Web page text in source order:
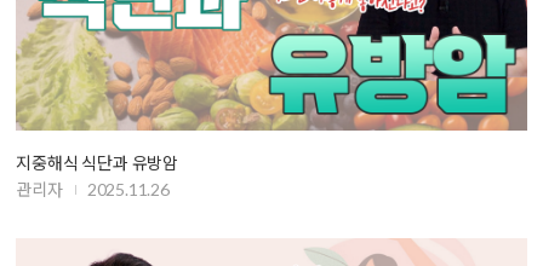
지중해식 식단과 유방암
관리자
2025.11.26